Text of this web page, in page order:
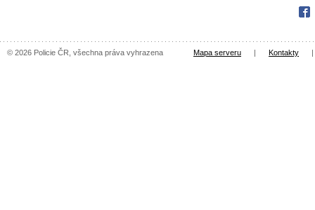
© 2026 Policie ČR, všechna práva vyhrazena Mapa serveru Kontakty